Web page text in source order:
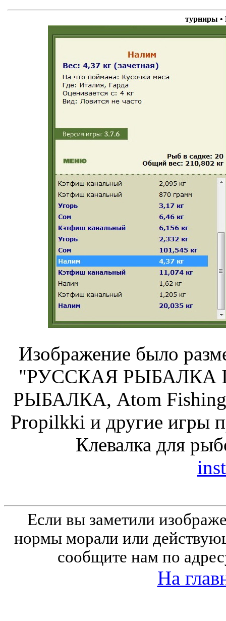
турниры
Изображение было
"РУССКАЯ РЫБАЛКА
РЫБАЛКА, Atom Fishing,
Propilkki и другие игры
Клевалка для
Если вы заметили
нормы морали или
сообщите нам по
На